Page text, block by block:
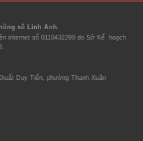
số Linh Anh.
internet số 0110432299 do Sở Kế hoạch
Duy Tiến, phường Thanh Xuân